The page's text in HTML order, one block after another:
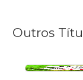
Outros